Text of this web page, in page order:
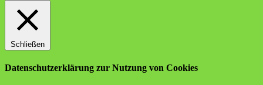
Schließen
Datenschutzerklärung zur Nutzung von Cookies